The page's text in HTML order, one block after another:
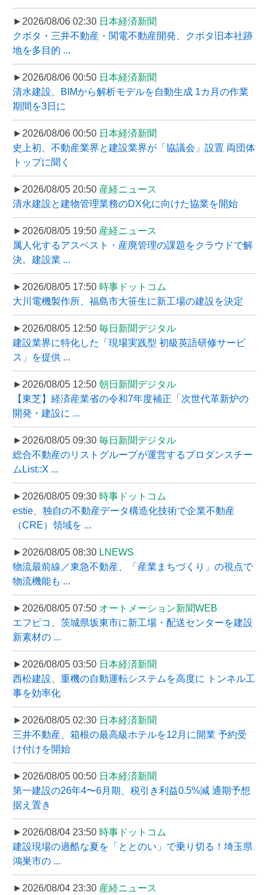
►2026/08/06 02:30 日本経済新聞
クボタ・三井不動産・関電不動産開発、クボタ旧本社跡
地を多目的 ...
►2026/08/06 00:50 日本経済新聞
清水建設、BIMから解析モデルを自動生成 1カ月の作業
期間を3日に
►2026/08/06 00:50 日本経済新聞
史上初、不動産業界と建設業界が「協議会」設置 両団体
トップに聞く
►2026/08/05 20:50 産経ニュース
清水建設と建物管理業務のDX化に向けた協業を開始
►2026/08/05 19:50 産経ニュース
属人化するアスベスト・産廃管理の課題をクラウドで解
決。建設業 ...
►2026/08/05 17:50 時事ドットコム
大川電機製作所、福島市大笹生に新工場の建設を決定
►2026/08/05 12:50 毎日新聞デジタル
建設業界に特化した「現場実践型 初級英語研修サービ
ス」を提供 ...
►2026/08/05 12:50 朝日新聞デジタル
【東芝】経済産業省の令和7年度補正「次世代革新炉の
開発・建設に ...
►2026/08/05 09:30 毎日新聞デジタル
総合不動産のリストグループが運営するプロダンスチー
ムList::X ...
►2026/08/05 09:30 時事ドットコム
estie、独自の不動産データ構造化技術で企業不動産
（CRE）領域を ...
►2026/08/05 08:30 LNEWS
物流最前線／東急不動産、「産業まちづくり」の視点で
物流機能も ...
►2026/08/05 07:50 オートメーション新聞WEB
エフピコ、茨城県坂東市に新工場・配送センターを建設
新素材の ...
►2026/08/05 03:50 日本経済新聞
西松建設、重機の自動運転システムを高度に トンネル工
事を効率化
►2026/08/05 02:30 日本経済新聞
三井不動産、箱根の最高級ホテルを12月に開業 予約受
け付けを開始
►2026/08/05 00:50 日本経済新聞
第一建設の26年4〜6月期、税引き利益0.5%減 通期予想
据え置き
►2026/08/04 23:50 時事ドットコム
建設現場の過酷な夏を「ととのい」で乗り切る！埼玉県
鴻巣市の ...
►2026/08/04 23:30 産経ニュース